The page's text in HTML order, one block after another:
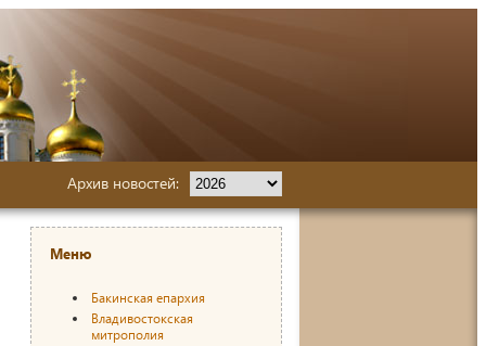
Архив новостей:
Меню
Бакинская епархия
Владивостокская
митрополия